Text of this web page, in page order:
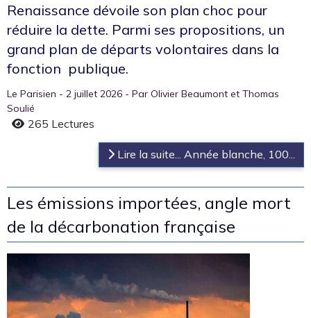
Renaissance dévoile son plan choc pour
réduire la dette. Parmi ses propositions, un
grand plan de départs volontaires dans la
fonction publique.
Le Parisien - 2 juillet 2026 - Par Olivier Beaumont et Thomas
Soulié
265 Lectures
Lire la suite... Année blanche, 100...
Les émissions importées, angle mort
de la décarbonation française